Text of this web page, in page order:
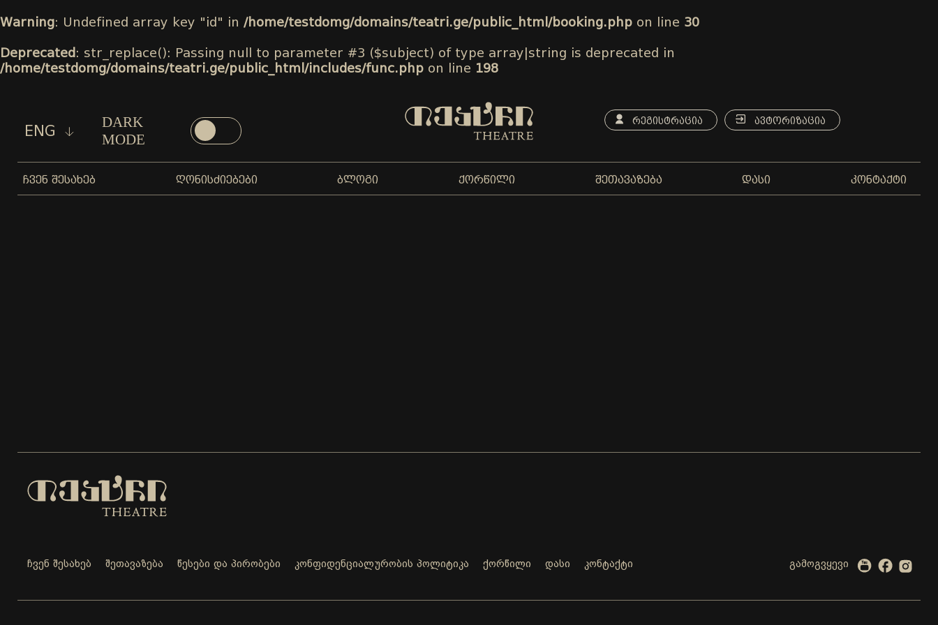
Warning: Undefined array key "id" in /home/testdomg/domains/teatri.ge/public_html/booking.php on line 30
Deprecated : str_replace(): Passing null to parameter #3 ($subject) of type array|string is deprecated in
/home/testdomg/domains/teatri.ge/public_html/includes/func.php on line 198
ENG
DARK
MODE
ᲠᲔᲒᲘᲡᲢᲠᲐᲪᲘᲐ ᲐᲕᲢᲝᲠᲘᲖᲐᲪᲘᲐ
ᲩᲕᲔᲜ ᲨᲔᲡᲐᲮᲔᲑ ᲦᲝᲜᲘᲡᲫᲘᲔᲑᲔᲑᲘ ᲑᲚᲝᲒᲘ ᲥᲝᲠᲬᲘᲚᲘ ᲨᲔᲗᲐᲕᲐᲖᲔᲑᲐ ᲓᲐᲡᲘ ᲙᲝᲜᲢᲐᲥᲢᲘ
ჩვენ შესახებ შეთავაზება წესები და პირობები კონფიდენციალურობის პოლიტიკა ქორწილი დასი კონტაქტი გამოგვყევი